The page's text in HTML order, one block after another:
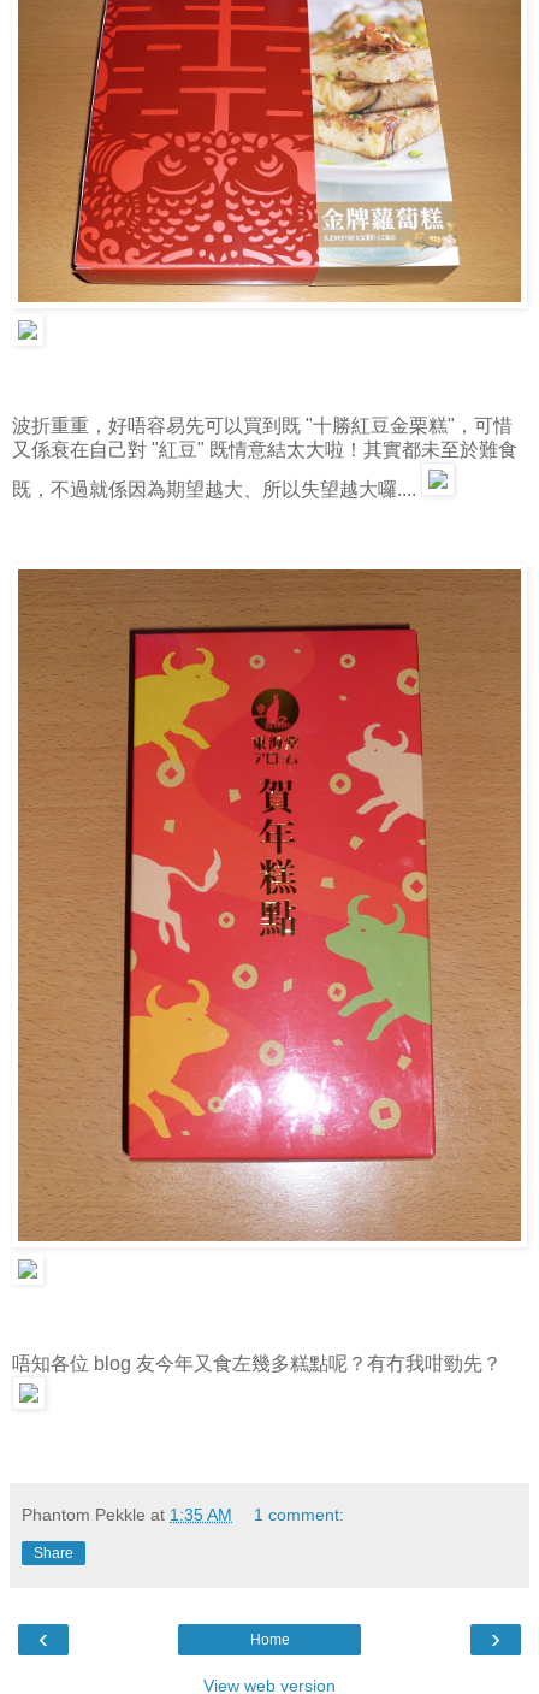
波折重重，好唔容易先可以買到既 "十勝紅豆金栗糕"，可惜
又係衰在自己對 "紅豆" 既情意結太大啦！其實都未至於難食
既，不過就係因為期望越大、所以失望越大囉....
唔知各位 blog 友今年又食左幾多糕點呢？有冇我咁勁先？
Phantom Pekkle at 1:35 AM 1 comment:
Share
‹ ›
Home
View web version